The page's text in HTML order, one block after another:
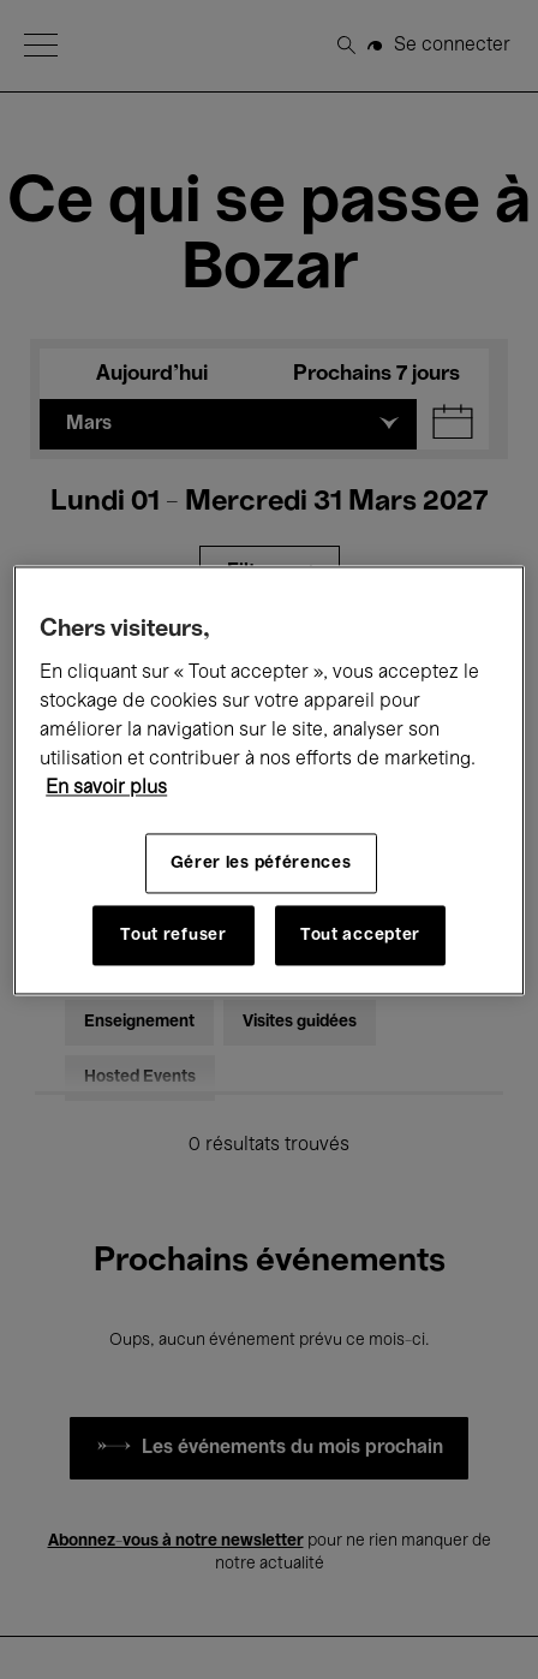
Open Menu
Rechercher
Se connecter
Ce qui se passe à
Bozar
Aujourd'hui Prochains 7 jours
Mars
Lundi 01 - Mercredi 31 Mars 2027
Filtres
Expositions Films Performances
Rencontres & Débats Jazz
Musique électronique
Pour tous Kids’ Palace
Enseignement Visites guidées
Hosted Events
0 résultats trouvés
Prochains événements
Oups, aucun événement prévu ce mois-ci.
Les événements du mois prochain
Abonnez-vous à notre newsletterpour ne rien manquer de
notre actualité
Chers visiteurs,
En cliquant sur « Tout accepter », vous acceptez le
stockage de cookies sur votre appareil pour
améliorer la navigation sur le site, analyser son
utilisation et contribuer à nos efforts de marketing.
En savoir plus
Gérer les péférences
Tout refuser Tout accepter